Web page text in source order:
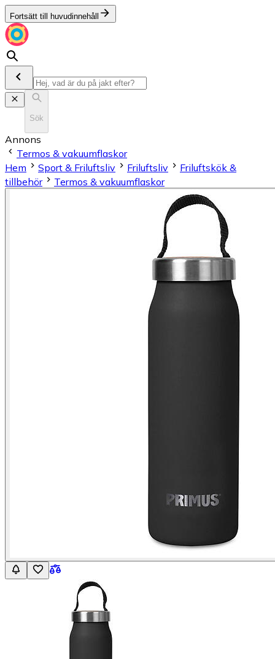
Fortsätt till huvudinnehåll
Sök
Annons
Termos & vakuumflaskor
Hem
Sport & Friluftsliv Friluftsliv
Friluftskök &
tillbehör
Termos & vakuumflaskor